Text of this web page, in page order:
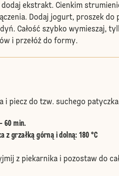
ekstrakt. Cienkim
Dodaj jogurt, proszek do
Całość szybko wymieszaj,
i przełóż do formy.
i piecz do tzw. suchego
60 min.
z grzałką górną i dolną: 180 °C
z piekarnika i pozostaw do